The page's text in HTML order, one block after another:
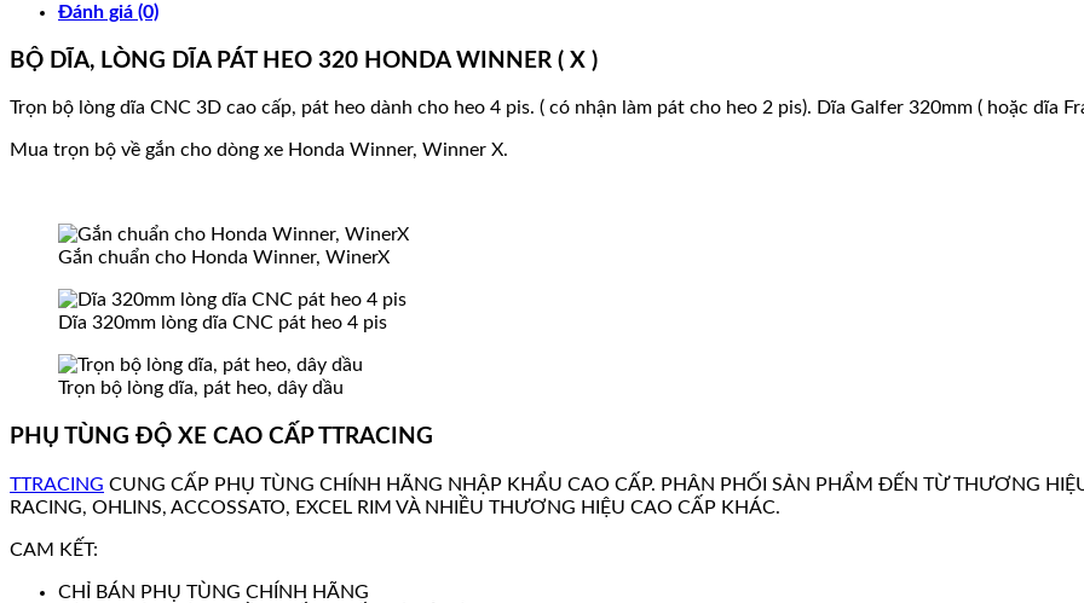
Đánh giá (0)
BỘ DĨA, LÒNG DĨA PÁT HEO 320 HONDA WINNER ( X )
Trọn bộ lòng dĩa CNC 3D cao cấp, pát heo dành cho heo 4 pis. ( có nhận làm pát cho heo 2 pis). Dĩa Galfer 320mm ( hoặc dĩa
Mua trọn bộ về gắn cho dòng xe Honda Winner, Winner X.
Gắn chuẩn cho Honda Winner, WinerX
Dĩa 320mm lòng dĩa CNC pát heo 4 pis
Trọn bộ lòng dĩa, pát heo, dây dầu
PHỤ TÙNG ĐỘ XE CAO CẤP TTRACING
TTRACING CUNG CẤP PHỤ TÙNG CHÍNH HÃNG NHẬP KHẨU CAO CẤP. PHÂN PHỐI SẢN PHẨM ĐẾN TỪ THƯƠNG
RACING, OHLINS, ACCOSSATO, EXCEL RIM VÀ NHIỀU THƯƠNG HIỆU CAO CẤP KHÁC.
CAM KẾT:
CHỈ BÁN PHỤ TÙNG CHÍNH HÃNG